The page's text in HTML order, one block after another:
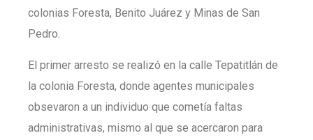
colonias Foresta, Benito Juárez y Minas de San
Pedro.
El primer arresto se realizó en la calle Tepatitlán de
la colonia Foresta, donde agentes municipales
obsevaron a un individuo que cometía faltas
administrativas, mismo al que se acercaron para